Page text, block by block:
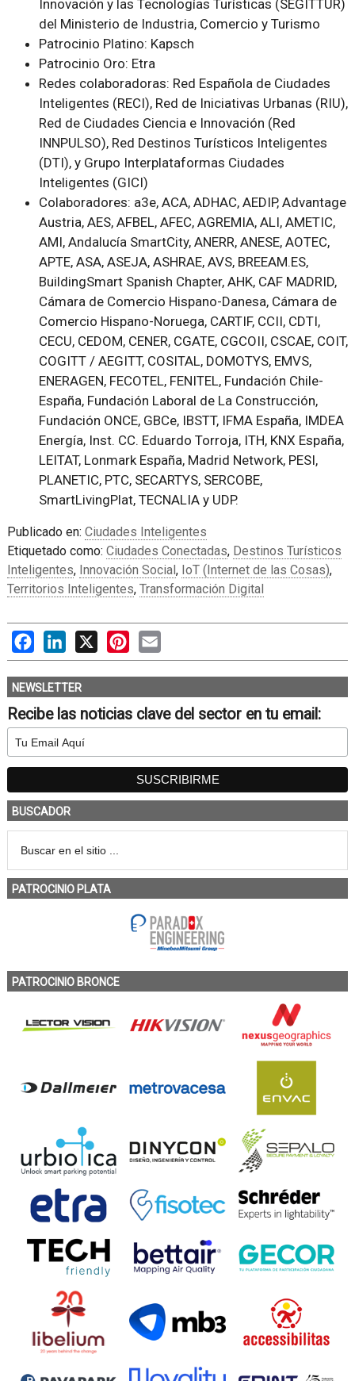
Innovación y las Tecnologías Turísticas (SEGITTUR)
del Ministerio de Industria, Comercio y Turismo
Patrocinio Platino: Kapsch
Patrocinio Oro: Etra
Redes colaboradoras: Red Española de Ciudades
Inteligentes (RECI), Red de Iniciativas Urbanas (RIU),
Red de Ciudades Ciencia e Innovación (Red
INNPULSO), Red Destinos Turísticos Inteligentes
(DTI), y Grupo Interplataformas Ciudades
Inteligentes (GICI)
Colaboradores: a3e, ACA, ADHAC, AEDIP, Advantage
Austria, AES, AFBEL, AFEC, AGREMIA, ALI, AMETIC,
AMI, Andalucía SmartCity, ANERR, ANESE, AOTEC,
APTE, ASA, ASEJA, ASHRAE, AVS, BREEAM.ES,
BuildingSmart Spanish Chapter, AHK, CAF MADRID,
Cámara de Comercio Hispano-Danesa, Cámara de
Comercio Hispano-Noruega, CARTIF, CCII, CDTI,
CECU, CEDOM, CENER, CGATE, CGCOII, CSCAE, COIT,
COGITT / AEGITT, COSITAL, DOMOTYS, EMVS,
ENERAGEN, FECOTEL, FENITEL, Fundación Chile-
España, Fundación Laboral de La Construcción,
Fundación ONCE, GBCe, IBSTT, IFMA España, IMDEA
Energía, Inst. CC. Eduardo Torroja, ITH, KNX España,
LEITAT, Lonmark España, Madrid Network, PESI,
PLANETIC, PTC, SECARTYS, SERCOBE,
SmartLivingPlat, TECNALIA y UDP.
Publicado en: Ciudades Inteligentes
Etiquetado como: Ciudades Conectadas, Destinos Turísticos
Inteligentes, Innovación Social , IoT (Internet de las Cosas),
Territorios Inteligentes, Transformación Digital
FacebookLinkedIn Pinterest
NEWSLETTER
Recibe las noticias clave del sector en tu email:
BUSCADOR
PATROCINIO PLATA
PATROCINIO BRONCE